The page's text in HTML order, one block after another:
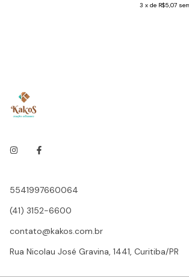
3 x de R$5,07
5541997660064
(41) 3152-6600
contato@kakos.com.br
Rua Nicolau José Gravina, 1441, Curitiba/PR